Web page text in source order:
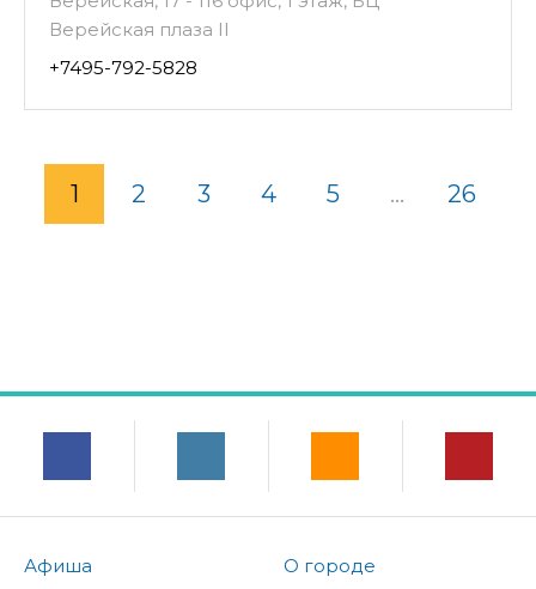
Верейская плаза II
+7495-792-5828
1 2 3 4 5 ... 26
Афиша
О городе